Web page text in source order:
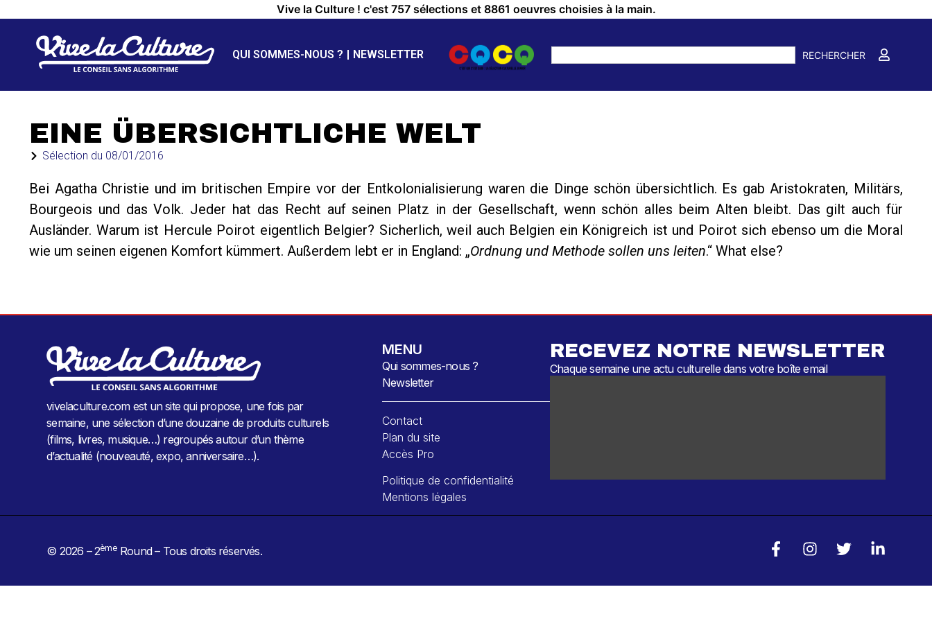
Vive la Culture ! c'est 757 sélections et 8861 oeuvres choisies à la main.
QUI SOMMES-NOUS ? NEWSLETTER RECHERCHER
EINE ÜBERSICHTLICHE WELT
Sélection du 08/01/2016
Bei Agatha Christie und im britischen Empire vor der Entkolonialisierung waren die Dinge schön übersichtlich. Es gab Aristokraten, Militärs,
Bourgeois und das Volk. Jeder hat das Recht auf seinen Platz in der Gesellschaft, wenn schön alles beim Alten bleibt. Das gilt auch für
Ausländer. Warum ist Hercule Poirot eigentlich Belgier? Sicherlich, weil auch Belgien ein Königreich ist und Poirot sich ebenso um die Moral
wie um seinen eigenen Komfort kümmert. Außerdem lebt er in England: „Ordnung und Methode sollen uns leiten.“ What else?
vivelaculture.com est un site qui propose, une fois par
semaine, une sélection d’une douzaine de produits culturels
(films, livres, musique…) regroupés autour d’un thème
d’actualité (nouveauté, expo, anniversaire…).
MENU
Qui sommes-nous ?
Newsletter
Contact
Plan du site
Accès Pro
Politique de confidentialité
Mentions légales
RECEVEZ NOTRE NEWSLETTER
Chaque semaine une actu culturelle dans votre boîte email
© 2026 – 2èmeRound – Tous droits réservés.